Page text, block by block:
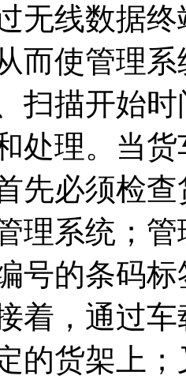
无线数据
而使管理
扫描开始
处理。当
先必须检
理系统；
号的条码
着，通过
的货架上